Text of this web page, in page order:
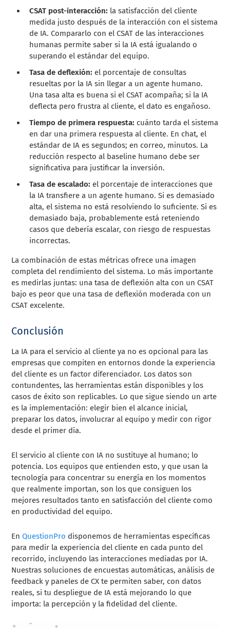
CSAT post-interacción: la satisfacción del cliente
medida justo después de la interacción con el sistema
de IA. Compararlo con el CSAT de las interacciones
humanas permite saber si la IA está igualando o
superando el estándar del equipo.
Tasa de deflexión: el porcentaje de consultas
resueltas por la IA sin llegar a un agente humano.
Una tasa alta es buena si el CSAT acompaña; si la IA
deflecta pero frustra al cliente, el dato es engañoso.
Tiempo de primera respuesta: cuánto tarda el sistema
en dar una primera respuesta al cliente. En chat, el
estándar de IA es segundos; en correo, minutos. La
reducción respecto al baseline humano debe ser
significativa para justificar la inversión.
Tasa de escalado: el porcentaje de interacciones que
la IA transfiere a un agente humano. Si es demasiado
alta, el sistema no está resolviendo lo suficiente. Si es
demasiado baja, probablemente está reteniendo
casos que debería escalar, con riesgo de respuestas
incorrectas.
La combinación de estas métricas ofrece una imagen
completa del rendimiento del sistema. Lo más importante
es medirlas juntas: una tasa de deflexión alta con un CSAT
bajo es peor que una tasa de deflexión moderada con un
CSAT excelente.
Conclusión
La IA para el servicio al cliente ya no es opcional para las
empresas que compiten en entornos donde la experiencia
del cliente es un factor diferenciador. Los datos son
contundentes, las herramientas están disponibles y los
casos de éxito son replicables. Lo que sigue siendo un arte
es la implementación: elegir bien el alcance inicial,
preparar los datos, involucrar al equipo y medir con rigor
desde el primer día.
El servicio al cliente con IA no sustituye al humano; lo
potencia. Los equipos que entienden esto, y que usan la
tecnología para concentrar su energía en los momentos
que realmente importan, son los que consiguen los
mejores resultados tanto en satisfacción del cliente como
en productividad del equipo.
EnQuestionPro disponemos de herramientas específicas
para medir la experiencia del cliente en cada punto del
recorrido, incluyendo las interacciones mediadas por IA.
Nuestras soluciones de encuestas automáticas, análisis de
feedback y paneles de CX te permiten saber, con datos
reales, si tu despliegue de IA está mejorando lo que
importa: la percepción y la fidelidad del cliente.